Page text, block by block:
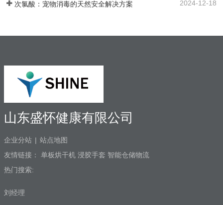
次氯酸：宠物消毒的天然安全解决方案 2024-12-18
山东盛怀健康有限公司
企业分站 | 站点地图
友情链接： 单板烘干机 浸胶手套 智能仓储物流
热门搜索:
刘经理